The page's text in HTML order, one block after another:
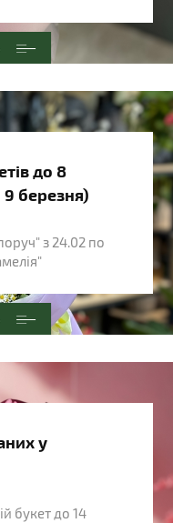
до 8
березня)
з 24.02 по
у
букет до 14